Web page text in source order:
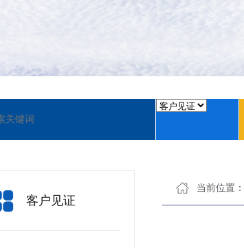
客户见证
当前位置：